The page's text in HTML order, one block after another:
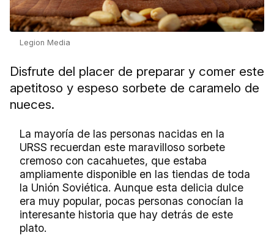
Legion Media
Disfrute del placer de preparar y comer este
apetitoso y espeso sorbete de caramelo de
nueces.
La mayoría de las personas nacidas en la
URSS recuerdan este maravilloso sorbete
cremoso con cacahuetes, que estaba
ampliamente disponible en las tiendas de toda
la Unión Soviética. Aunque esta delicia dulce
era muy popular, pocas personas conocían la
interesante historia que hay detrás de este
plato.